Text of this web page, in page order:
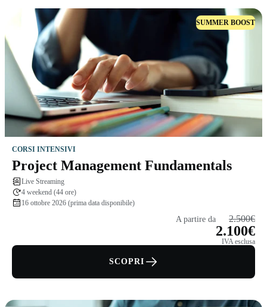
SUMMER BOOST
CORSI INTENSIVI
Project Management Fundamentals
Live Streaming
4 weekend (44 ore)
16 ottobre 2026 (prima data disponibile)
A partire da 2.500€
2.100€
IVA esclusa
SCOPRI